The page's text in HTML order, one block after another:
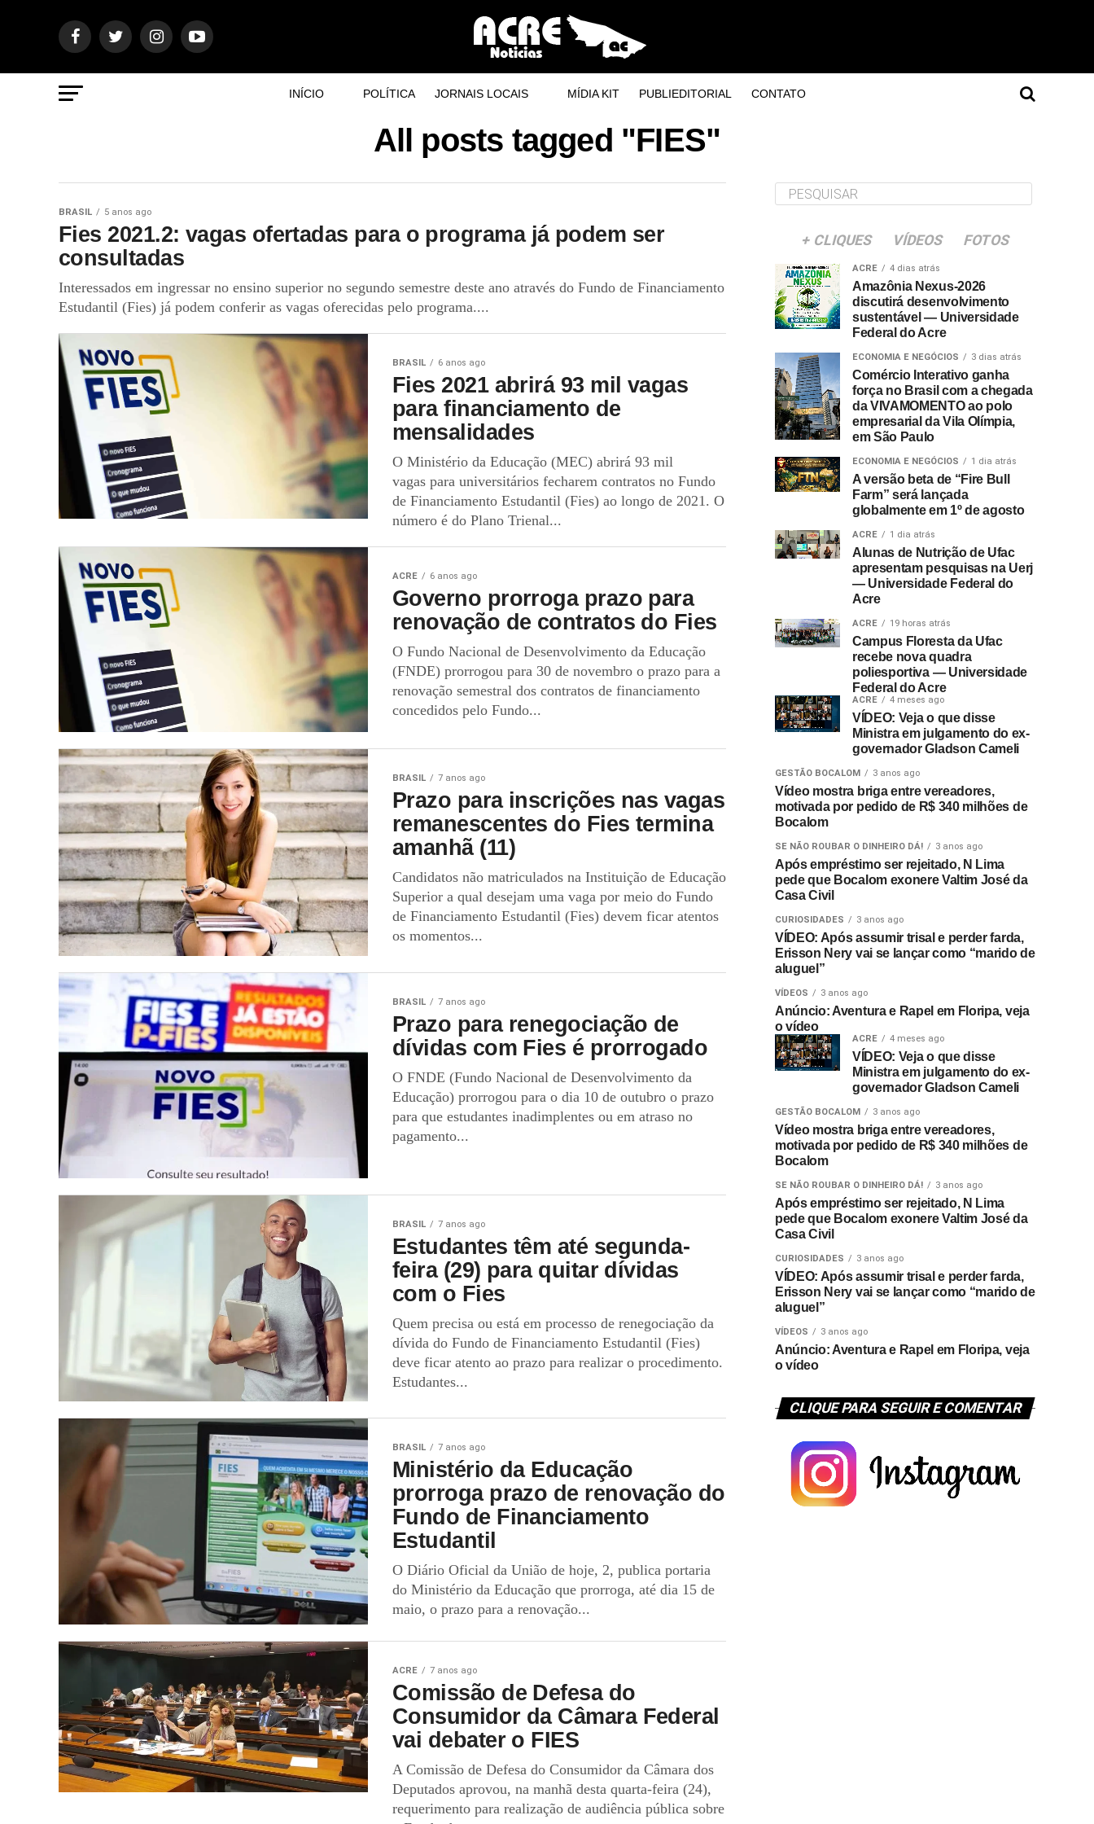
INÍCIO POLÍTICA JORNAIS LOCAIS MÍDIA KIT PUBLIEDITORIAL CONTATO
All posts tagged "FIES"
BRASIL 5 anos ago
Fies 2021.2: vagas ofertadas para o programa já podem ser
consultadas
Interessados em ingressar no ensino superior no segundo semestre deste ano através do Fundo de Financiamento
Estudantil (Fies) já podem conferir as vagas oferecidas pelo programa....
BRASIL 6 anos ago
Fies 2021 abrirá 93 mil vagas
para financiamento de
mensalidades
O Ministério da Educação (MEC) abrirá 93 mil
vagas para universitários fecharem contratos no Fundo
de Financiamento Estudantil (Fies) ao longo de 2021. O
número é do Plano Trienal...
ACRE 6 anos ago
Governo prorroga prazo para
renovação de contratos do Fies
O Fundo Nacional de Desenvolvimento da Educação
(FNDE) prorrogou para 30 de novembro o prazo para a
renovação semestral dos contratos de financiamento
concedidos pelo Fundo...
BRASIL 7 anos ago
Prazo para inscrições nas vagas
remanescentes do Fies termina
amanhã (11)
Candidatos não matriculados na Instituição de Educação
Superior a qual desejam uma vaga por meio do Fundo
de Financiamento Estudantil (Fies) devem ficar atentos
os momentos...
BRASIL 7 anos ago
Prazo para renegociação de
dívidas com Fies é prorrogado
O FNDE (Fundo Nacional de Desenvolvimento da
Educação) prorrogou para o dia 10 de outubro o prazo
para que estudantes inadimplentes ou em atraso no
pagamento...
BRASIL 7 anos ago
Estudantes têm até segunda-
feira (29) para quitar dívidas
com o Fies
Quem precisa ou está em processo de renegociação da
dívida do Fundo de Financiamento Estudantil (Fies)
deve ficar atento ao prazo para realizar o procedimento.
Estudantes...
BRASIL 7 anos ago
Ministério da Educação
prorroga prazo de renovação do
Fundo de Financiamento
Estudantil
O Diário Oficial da União de hoje, 2, publica portaria
do Ministério da Educação que prorroga, até dia 15 de
maio, o prazo para a renovação...
ACRE 7 anos ago
Comissão de Defesa do
Consumidor da Câmara Federal
vai debater o FIES
A Comissão de Defesa do Consumidor da Câmara dos
Deputados aprovou, na manhã desta quarta-feira (24),
requerimento para realização de audiência pública sobre
+ CLIQUES VÍDEOS FOTOS
ACRE 4 dias atrás
Amazônia Nexus-2026
discutirá desenvolvimento
sustentável — Universidade
Federal do Acre
ECONOMIA E NEGÓCIOS 3 dias atrás
Comércio Interativo ganha
força no Brasil com a chegada
da VIVAMOMENTO ao polo
empresarial da Vila Olímpia,
em São Paulo
ECONOMIA E NEGÓCIOS 1 dia atrás
A versão beta de “Fire Bull
Farm” será lançada
globalmente em 1º de agosto
ACRE 1 dia atrás
Alunas de Nutrição de Ufac
apresentam pesquisas na Uerj
— Universidade Federal do
Acre
ACRE 19 horas atrás
Campus Floresta da Ufac
recebe nova quadra
poliesportiva — Universidade
Federal do Acre
ACRE 4 meses ago
VÍDEO: Veja o que disse
Ministra em julgamento do ex-
governador Gladson Cameli
GESTÃO BOCALOM 3 anos ago
Vídeo mostra briga entre vereadores,
motivada por pedido de R$ 340 milhões de
Bocalom
SE NÃO ROUBAR O DINHEIRO DÁ! 3 anos ago
Após empréstimo ser rejeitado, N Lima
pede que Bocalom exonere Valtim José da
Casa Civil
CURIOSIDADES 3 anos ago
VÍDEO: Após assumir trisal e perder farda,
Erisson Nery vai se lançar como “marido de
aluguel”
VÍDEOS 3 anos ago
Anúncio: Aventura e Rapel em Floripa, veja
o vídeo
ACRE 4 meses ago
VÍDEO: Veja o que disse
Ministra em julgamento do ex-
governador Gladson Cameli
GESTÃO BOCALOM 3 anos ago
Vídeo mostra briga entre vereadores,
motivada por pedido de R$ 340 milhões de
Bocalom
SE NÃO ROUBAR O DINHEIRO DÁ! 3 anos ago
Após empréstimo ser rejeitado, N Lima
pede que Bocalom exonere Valtim José da
Casa Civil
CURIOSIDADES 3 anos ago
VÍDEO: Após assumir trisal e perder farda,
Erisson Nery vai se lançar como “marido de
aluguel”
VÍDEOS 3 anos ago
Anúncio: Aventura e Rapel em Floripa, veja
o vídeo
CLIQUE PARA SEGUIR E COMENTAR